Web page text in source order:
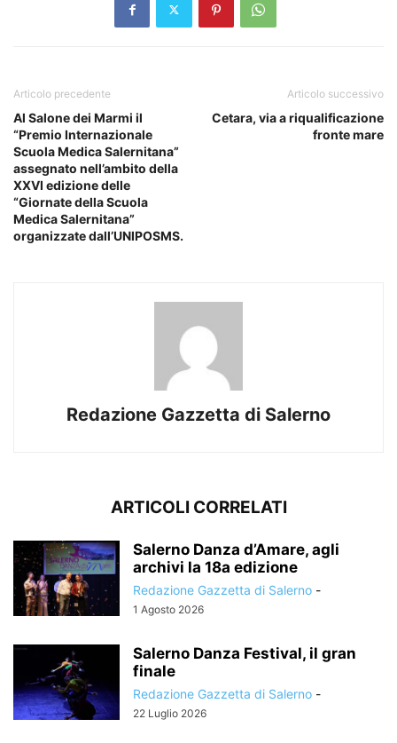
Articolo precedente
Al Salone dei Marmi il
“Premio Internazionale
Scuola Medica Salernitana”
assegnato nell’ambito della
XXVI edizione delle
“Giornate della Scuola
Medica Salernitana”
organizzate dall’UNIPOSMS.
Articolo successivo
Cetara, via a riqualificazione
fronte mare
Redazione Gazzetta di Salerno
ARTICOLI CORRELATI
Salerno Danza d’Amare, agli
archivi la 18a edizione
Redazione Gazzetta di Salerno -
1 Agosto 2026
Salerno Danza Festival, il gran
finale
Redazione Gazzetta di Salerno -
22 Luglio 2026